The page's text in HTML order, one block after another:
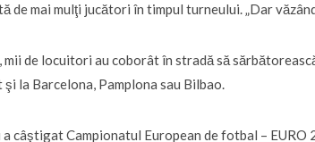
de mai mulţi jucători în timpul turneului. „Dar
mii de locuitori au coborât în stradă să
la Barcelona, Pamplona sau Bilbao.
a câştigat Campionatul European de fotbal –